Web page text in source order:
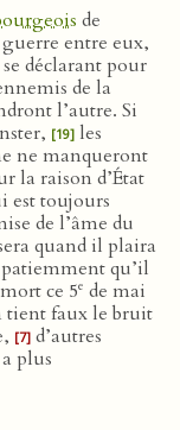
de
entre eux,
déclarant pour
de la
l’autre. Si
[19] les
ne manqueront
la raison d’État
est toujours
de l’âme du
quand il plaira
qu’il
ce 5e de mai
tient faux le bruit
[7] d’autres
plus